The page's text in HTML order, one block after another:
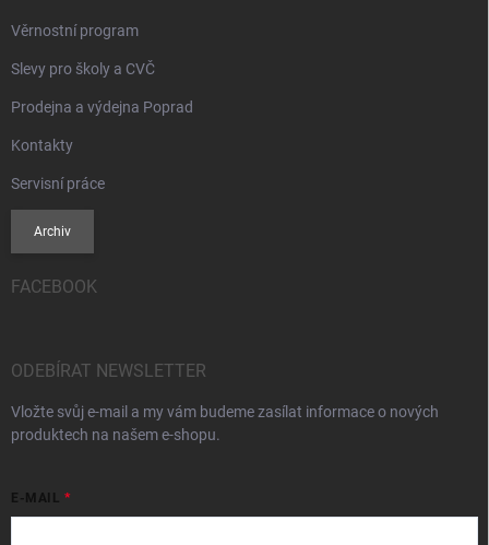
Věrnostní program
Slevy pro školy a CVČ
Prodejna a výdejna Poprad
Kontakty
Servisní práce
Archiv
FACEBOOK
ODEBÍRAT NEWSLETTER
Vložte svůj e-mail a my vám budeme zasílat informace o nových
produktech na našem e-shopu.
E-MAIL